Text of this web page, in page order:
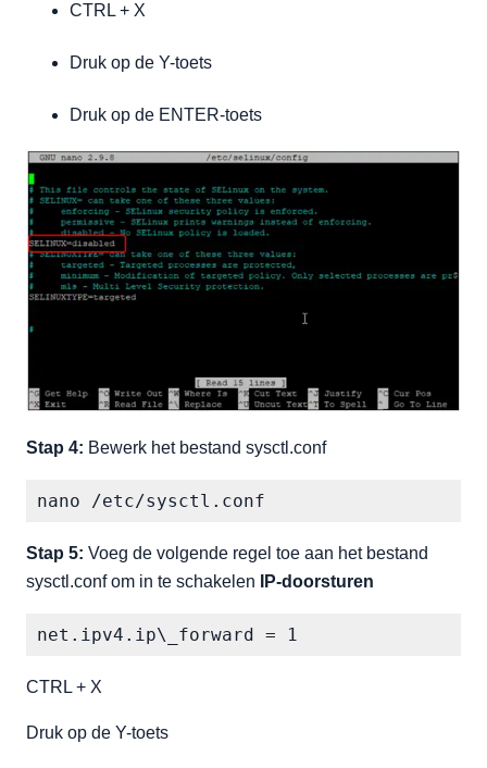
CTRL + X
Druk op de Y-toets
Druk op de ENTER-toets
Stap 4: Bewerk het bestand sysctl.conf
nano /etc/sysctl.conf
Stap 5: Voeg de volgende regel toe aan het bestand
sysctl.conf om in te schakelen
IP-doorsturen
net.ipv4.ip\_forward = 1
CTRL + X
Druk op de Y-toets